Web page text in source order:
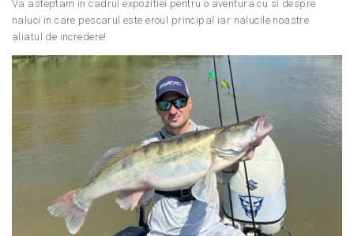
Va asteptam in cadrul expozitiei pentru o aventura cu si despre
naluci in care pescarul este eroul principal iar nalucile noastre
aliatul de incredere!